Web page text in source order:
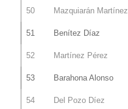
50 Mazquiarán Martínez
51 Benítez Díaz
52 Martínez Pérez
53 Barahona Alonso
54 Del Pozo Díez